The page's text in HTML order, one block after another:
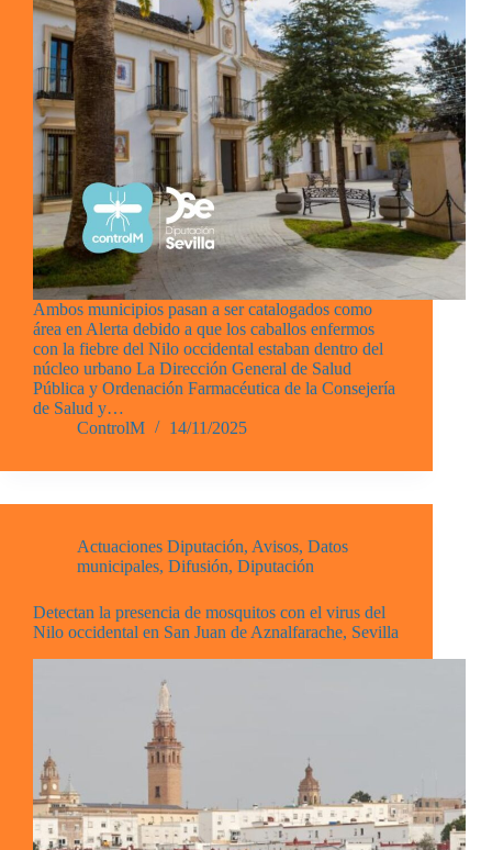
Ambos municipios pasan a ser catalogados como
área en Alerta debido a que los caballos enfermos
con la fiebre del Nilo occidental estaban dentro del
núcleo urbano La Dirección General de Salud
Pública y Ordenación Farmacéutica de la Consejería
de Salud y…
ControlM
14/11/2025
Actuaciones Diputación, Avisos, Datos
municipales, Difusión, Diputación
Detectan la presencia de mosquitos con el virus del
Nilo occidental en San Juan de Aznalfarache, Sevilla